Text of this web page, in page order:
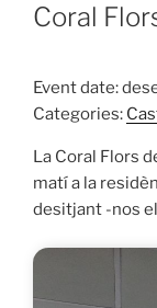
Coral
Event date:
Categories:
La Coral Flors
matí a la
desitjant -nos